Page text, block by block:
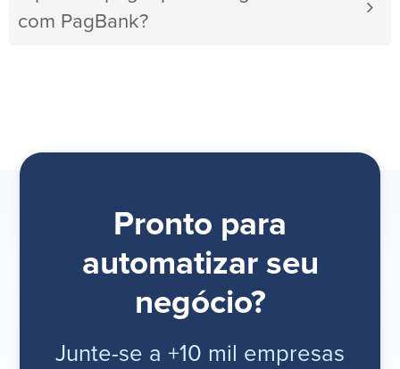
com PagBank?
Pronto para
automatizar seu
negócio?
Junte-se a +10 mil empresas